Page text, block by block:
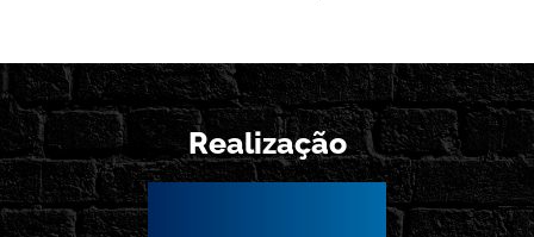
Realização